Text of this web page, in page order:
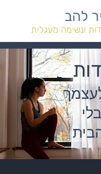
להב
ונשימה מעגלית